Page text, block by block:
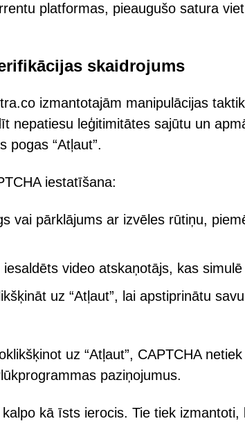
platformas, pieaugušo satura
skaidrojums
izmantotajām manipulācijas
nepatiesu leģitimitātes sajūtu un
pogas “Atļaut”.
iestatīšana:
vai pārklājums ar izvēles rūtiņu,
video atskaņotājs, kas
uz “Atļaut”, lai apstiprinātu
uz “Atļaut”, CAPTCHA
paziņojumus.
kā īsts ierocis. Tie tiek izmantoti,